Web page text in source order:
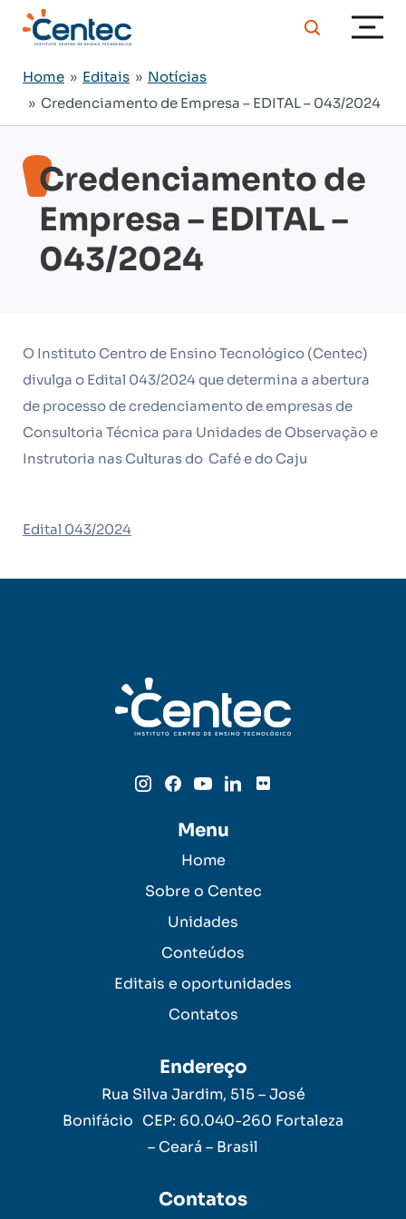
Home » Editais » Notícias
» Credenciamento de Empresa – EDITAL – 043/2024
Credenciamento de
Empresa – EDITAL –
043/2024
O Instituto Centro de Ensino Tecnológico (Centec)
divulga o Edital 043/2024 que determina a abertura
de processo de credenciamento de empresas de
Consultoria Técnica para Unidades de Observação e
Instrutoria nas Culturas do Café e do Caju
Edital 043/2024
Menu
Home
Sobre o Centec
Unidades
Conteúdos
Editais e oportunidades
Contatos
Endereço
Rua Silva Jardim, 515 – José
Bonifácio CEP: 60.040-260 Fortaleza
– Ceará – Brasil
Contatos